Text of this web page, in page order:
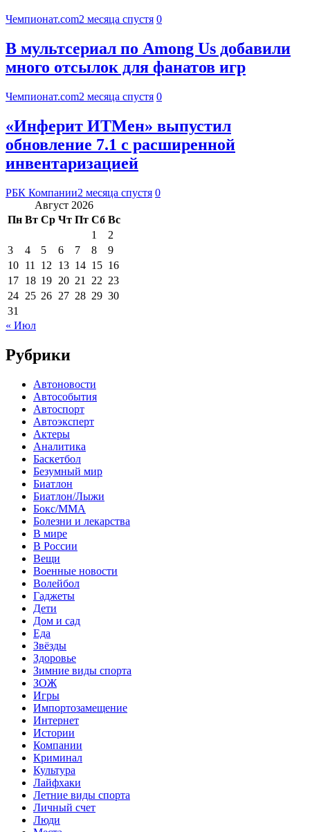
Чемпионат.com2 месяца спустя 0
В мультсериал по Among Us добавили
много отсылок для фанатов игр
Чемпионат.com2 месяца спустя 0
«Инферит ИТМен» выпустил
обновление 7.1 с расширенной
инвентаризацией
РБК Компании2 месяца спустя 0
Август 2026
Пн Вт Ср Чт Пт Сб Вс
1
2
3
4 5 6 7 8
9
10 11 12 13 14 15 16
17 18 19 20 21 22 23
24 25 26 27 28 29 30
31
« Июл
Рубрики
Автоновости
Автособытия
Автоспорт
Автоэксперт
Актеры
Аналитика
Баскетбол
Безумный мир
Биатлон
Биатлон/Лыжи
Бокс/MMA
Болезни и лекарства
В мире
В России
Вещи
Военные новости
Волейбол
Гаджеты
Дети
Дом и сад
Еда
Звёзды
Здоровье
Зимние виды спорта
ЗОЖ
Игры
Импортозамещение
Интернет
Истории
Компании
Криминал
Культура
Лайфхаки
Летние виды спорта
Личный счет
Люди